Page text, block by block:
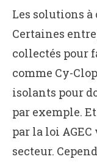
Les solutions à
Certaines
collectés pour
comme Cy-
isolants pour
par exemple.
par la loi
secteur.